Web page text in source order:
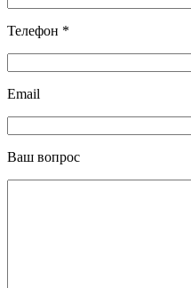
Телефон *
Email
Ваш вопрос